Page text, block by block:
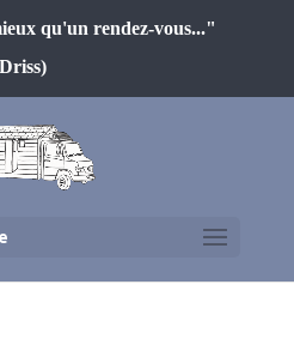
qu'un rendez-vous..."